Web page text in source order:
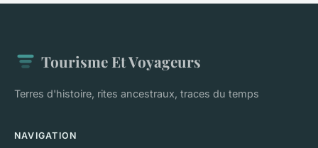
Tourisme Et Voyageurs
Terres d'histoire, rites ancestraux, traces du temps
NAVIGATION